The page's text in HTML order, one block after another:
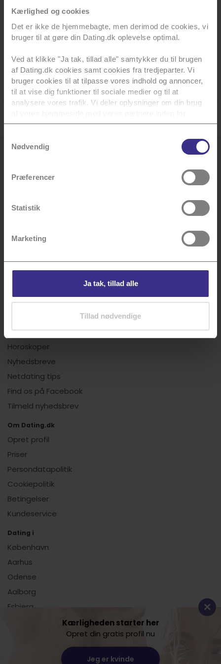
Kærlighed og cookies
Det er ikke de hjemmebagte, men derimod de cookies, vi
bruger til at gøre din Dating.dk oplevelse optimal.
Ved at klikke "Ja tak, tillad alle" samtykker du til brugen
af Dating.dk cookies samt cookies fra tredjeparter. Vi
bruger cookies til at tilpasse vores indhold og annoncer,
til at vise dig funktioner til sociale medier og til at
analysere vores trafik. Vi deler oplysninger om din brug
sociale medier, annoncering og analyse. Vores partnere
dem, eller som de har indsamlet fra din brug af deres
Du kan se en liste over alle vores tredjeparter her.
persondatapolitik
Nødvendig
Præferencer
Statistik
Marketing
Ja tak, tillad alle
Tillad nødvendige
I alderen...
Der bor i...
Videre
Dating App
Artikler om datinglivet
Events for singler
Horoskoper
Nyhedsbreve
Netdating tips
Find os på Facebook
Tilmeld nyhedsbrev
Om Dating.dk
Opret profil
Priser
Persondatapolitik
Cookiepolitik
Betingelser
Kundeservice
Dating i
København
Aarhus
Odense
Aalborg
Esbjerg
Lille Sct. Hans Gade 11
Kærligheden starter her
Opret din gratis profil nu
Jeg er kvinde